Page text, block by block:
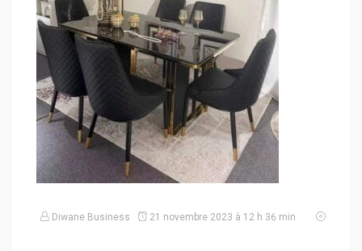
Diwane Business 21 novembre 2023 à 12 h 36 min